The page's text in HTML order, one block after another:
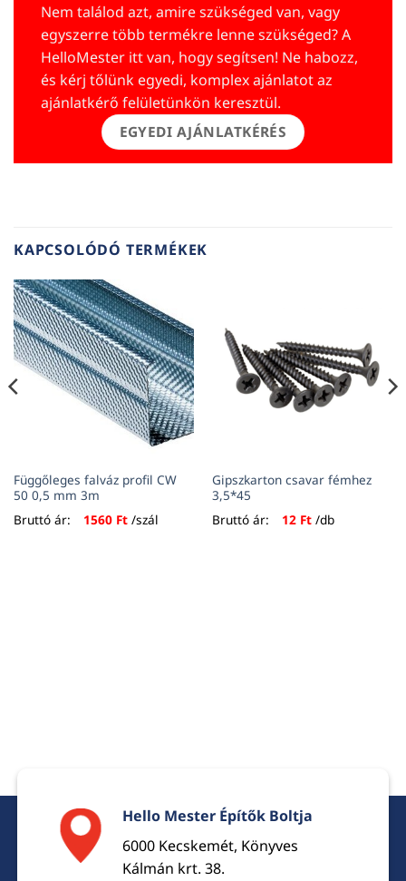
Nem találod azt, amire szükséged van, vagy
egyszerre több termékre lenne szükséged? A
HelloMester itt van, hogy segítsen! Ne habozz,
és kérj tőlünk egyedi, komplex ajánlatot az
ajánlatkérő felületünkön keresztül.
EGYEDI AJÁNLATKÉRÉS
KAPCSOLÓDÓ TERMÉKEK
Függőleges falváz profil CW
50 0,5 mm 3m
Bruttó ár:
1560 Ft/szál
Gipszkarton csavar fémhez
3,5*45
Bruttó ár:
12 Ft/db
Hello Mester Építők Boltja
6000 Kecskemét, Könyves
Kálmán krt. 38.